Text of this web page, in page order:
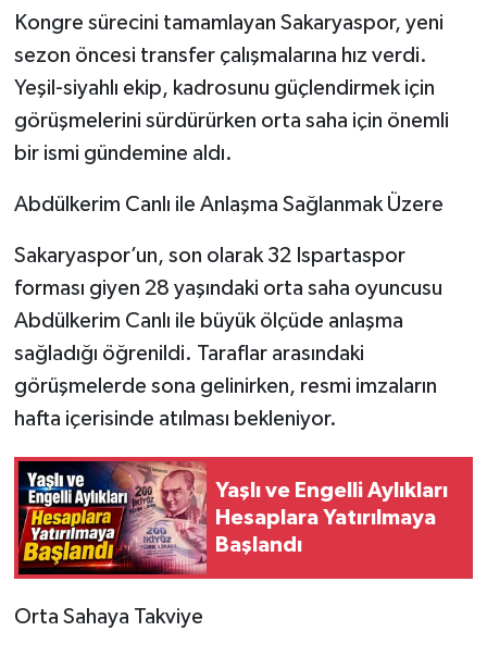
Kongre sürecini tamamlayan Sakaryaspor, yeni
sezon öncesi transfer çalışmalarına hız verdi.
Yeşil-siyahlı ekip, kadrosunu güçlendirmek için
görüşmelerini sürdürürken orta saha için önemli
bir ismi gündemine aldı.
Abdülkerim Canlı ile Anlaşma Sağlanmak Üzere
Sakaryaspor’un, son olarak 32 Ispartaspor
forması giyen 28 yaşındaki orta saha oyuncusu
Abdülkerim Canlı ile büyük ölçüde anlaşma
sağladığı öğrenildi. Taraflar arasındaki
görüşmelerde sona gelinirken, resmi imzaların
hafta içerisinde atılması bekleniyor.
Yaşlı ve Engelli Aylıkları
Hesaplara Yatırılmaya
Başlandı
Orta Sahaya Takviye